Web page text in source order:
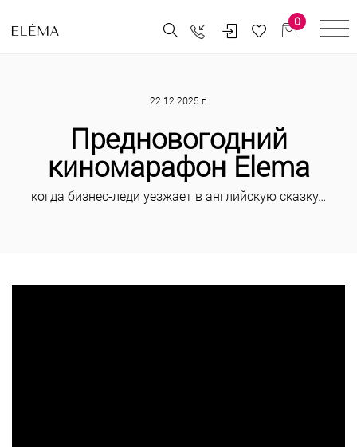
0
22.12.2025 г.
Предновогодний
киномарафон Elema
когда бизнес-леди уезжает в английскую сказку…